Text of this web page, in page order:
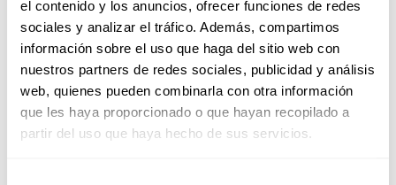
el contenido y los anuncios, ofrecer funciones de redes
sociales y analizar el tráfico. Además, compartimos
información sobre el uso que haga del sitio web con
nuestros partners de redes sociales, publicidad y análisis
web, quienes pueden combinarla con otra información
que les haya proporcionado o que hayan recopilado a
partir del uso que haya hecho de sus servicios.